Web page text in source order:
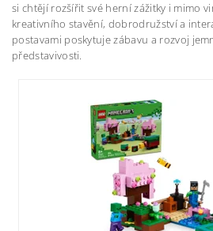
si chtějí rozšířit své herní zážitky i mimo
kreativního stavění, dobrodružství a
postavami poskytuje zábavu a rozvoj
představivosti.